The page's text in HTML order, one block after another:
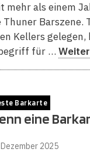
mehr als einem
Thuner Barszene.
Kellers gelegen,
für …
Barkarte
eine
2025